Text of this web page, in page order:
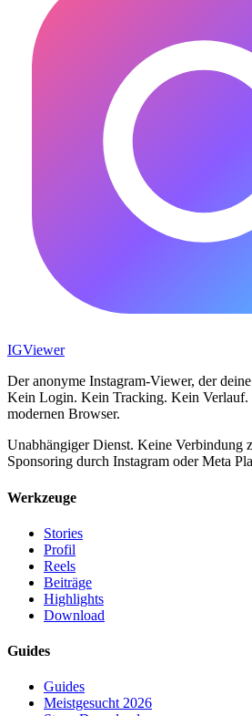
IGViewer
Der anonyme Instagram-Viewer, der
Kein Login. Kein Tracking. Kein Verlauf.
modernen Browser.
Unabhängiger Dienst. Keine Verbindung
Sponsoring durch Instagram oder Meta
Werkzeuge
Stories
Profil
Reels
Beiträge
Highlights
Download
Guides
Guides
Meistgesucht 2026